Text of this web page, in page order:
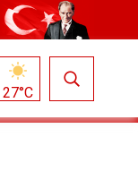
27°C